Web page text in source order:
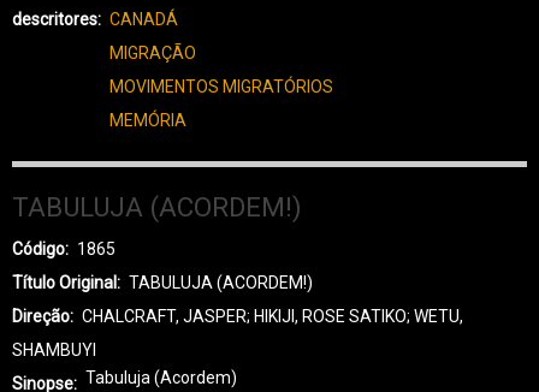
descritores
CANADÁ
MIGRAÇÃO
MOVIMENTOS MIGRATÓRIOS
MEMÓRIA
TABULUJA (ACORDEM!)
Código
1865
Título Original
TABULUJA (ACORDEM!)
Direção
CHALCRAFT, JASPER; HIKIJI, ROSE SATIKO; WETU,
SHAMBUYI
Sinopse
Tabuluja (Acordem)